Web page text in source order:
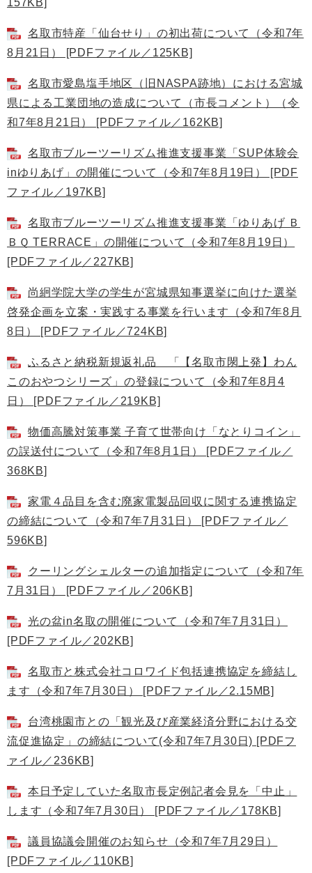
157KB]
名取市特産「仙台せり」の初出荷について（令和7年
8月21日） [PDFファイル／125KB]
名取市愛島塩手地区（旧NASPA跡地）における宮城
県による工業団地の造成について（市長コメント）（令
和7年8月21日） [PDFファイル／162KB]
名取市ブルーツーリズム推進支援事業「SUP体験会
inゆりあげ」の開催について（令和7年8月19日） [PDF
ファイル／197KB]
名取市ブルーツーリズム推進支援事業「ゆりあげ Ｂ
ＢＱ TERRACE」の開催について（令和7年8月19日）
[PDFファイル／227KB]
尚絅学院大学の学生が宮城県知事選挙に向けた選挙
啓発企画を立案・実践する事業を行います（令和7年8月
8日） [PDFファイル／724KB]
ふるさと納税新規返礼品 「【名取市閖上発】わん
このおやつシリーズ」の登録について（令和7年8月4
日） [PDFファイル／219KB]
物価高騰対策事業 子育て世帯向け「なとりコイン」
の誤送付について（令和7年8月1日） [PDFファイル／
368KB]
家電４品目を含む廃家電製品回収に関する連携協定
の締結について（令和7年7月31日） [PDFファイル／
596KB]
クーリングシェルターの追加指定について（令和7年
7月31日） [PDFファイル／206KB]
光の盆in名取の開催について（令和7年7月31日）
[PDFファイル／202KB]
名取市と株式会社コロワイド包括連携協定を締結し
ます（令和7年7月30日） [PDFファイル／2.15MB]
台湾桃園市との「観光及び産業経済分野における交
流促進協定」の締結について(令和7年7月30日) [PDFフ
ァイル／236KB]
本日予定していた名取市長定例記者会見を「中止」
します（令和7年7月30日） [PDFファイル／178KB]
議員協議会開催のお知らせ（令和7年7月29日）
[PDFファイル／110KB]